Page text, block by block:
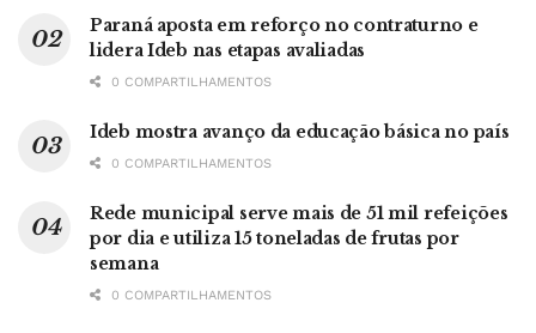
Paraná aposta em reforço no contraturno e
lidera Ideb nas etapas avaliadas
0 COMPARTILHAMENTOS
Ideb mostra avanço da educação básica no país
0 COMPARTILHAMENTOS
Rede municipal serve mais de 51 mil refeições
por dia e utiliza 15 toneladas de frutas por
semana
0 COMPARTILHAMENTOS